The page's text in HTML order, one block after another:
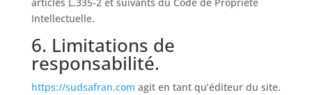
Intellectuelle.
6. Limitations de
responsabilité.
https://sudsafran.com agit en tant qu’éditeur du site.